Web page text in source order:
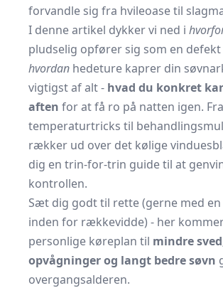
forvandle sig fra hvileoase til
I denne artikel dykker vi ned i
pludselig opfører sig som en
hvordan hedeture kaprer din
vigtigst af alt - hvad du konkret
aften for at få ro på natten igen.
temperaturtricks til
rækker ud over det kølige
dig en trin-for-trin guide til at
kontrollen.
Sæt dig godt til rette (gerne med
inden for rækkevidde) - her
personlige køreplan til mindre
opvågninger og langt bedre søvn
overgangsalderen.